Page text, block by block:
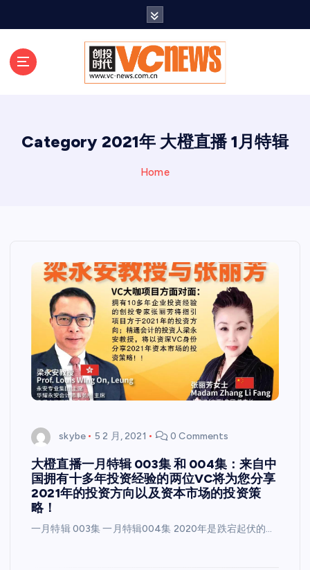
Category 2021年 大橙直播 1月特辑
Home
skybe 5 2 月, 2021 0 Comments
大橙直播一月特辑 003集 和 004集：来自中
国拥有十多年投资经验的两位VC将为您分享
2021年的投资方向以及资本市场的投资策
略！
一月特辑 003集 一月特辑004集 2020年是跌宕起伏的…